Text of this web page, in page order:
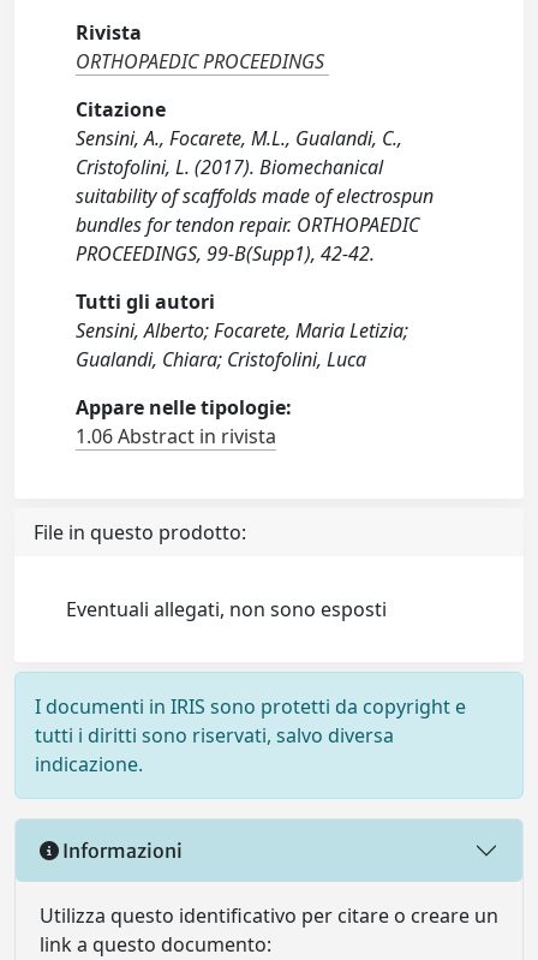
Rivista
ORTHOPAEDIC PROCEEDINGS
Citazione
Sensini, A., Focarete, M.L., Gualandi, C.,
Cristofolini, L. (2017). Biomechanical
suitability of scaffolds made of electrospun
bundles for tendon repair. ORTHOPAEDIC
PROCEEDINGS, 99-B(Supp1), 42-42.
Tutti gli autori
Sensini, Alberto; Focarete, Maria Letizia;
Gualandi, Chiara; Cristofolini, Luca
Appare nelle tipologie:
1.06 Abstract in rivista
File in questo prodotto:
Eventuali allegati, non sono esposti
I documenti in IRIS sono protetti da copyright e
tutti i diritti sono riservati, salvo diversa
indicazione.
Informazioni
Utilizza questo identificativo per citare o creare un
link a questo documento: